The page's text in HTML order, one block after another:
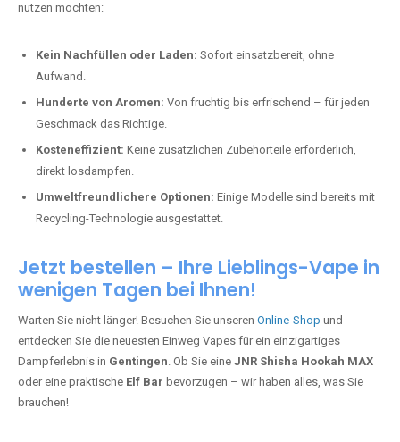
nutzen möchten:
Kein Nachfüllen oder Laden: Sofort einsatzbereit, ohne
Aufwand.
Hunderte von Aromen: Von fruchtig bis erfrischend – für jeden
Geschmack das Richtige.
Kosteneffizient: Keine zusätzlichen Zubehörteile erforderlich,
direkt losdampfen.
Umweltfreundlichere Optionen: Einige Modelle sind bereits mit
Recycling-Technologie ausgestattet.
Jetzt bestellen – Ihre Lieblings-Vape in
wenigen Tagen bei Ihnen!
Warten Sie nicht länger! Besuchen Sie unseren Online-Shop und
entdecken Sie die neuesten Einweg Vapes für ein einzigartiges
Dampferlebnis in Gentingen. Ob Sie eine JNR Shisha Hookah MAX
oder eine praktische Elf Bar bevorzugen – wir haben alles, was Sie
brauchen!